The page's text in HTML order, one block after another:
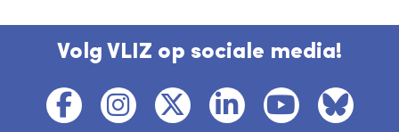
Volg VLIZ op sociale media!